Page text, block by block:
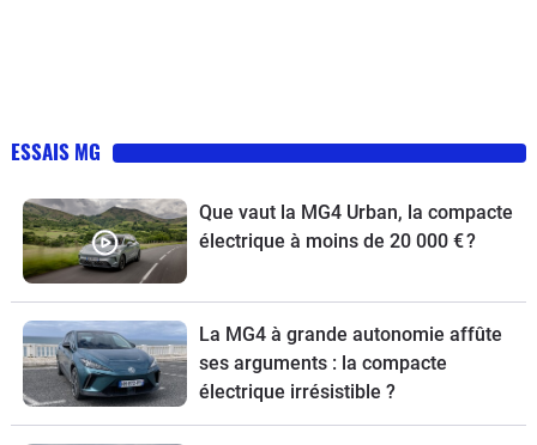
ESSAIS MG
Que vaut la MG4 Urban, la compacte
électrique à moins de 20 000 € ?
La MG4 à grande autonomie affûte
ses arguments : la compacte
électrique irrésistible ?